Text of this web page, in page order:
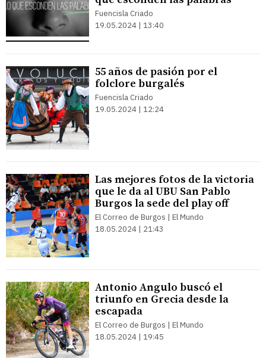
Fuencisla Criado
19.05.2024 | 13:40
55 años de pasión por el
folclore burgalés
Fuencisla Criado
19.05.2024 | 12:24
Las mejores fotos de la victoria
que le da al UBU San Pablo
Burgos la sede del play off
El Correo de Burgos | El Mundo
18.05.2024 | 21:43
Antonio Angulo buscó el
triunfo en Grecia desde la
escapada
El Correo de Burgos | El Mundo
18.05.2024 | 19:45